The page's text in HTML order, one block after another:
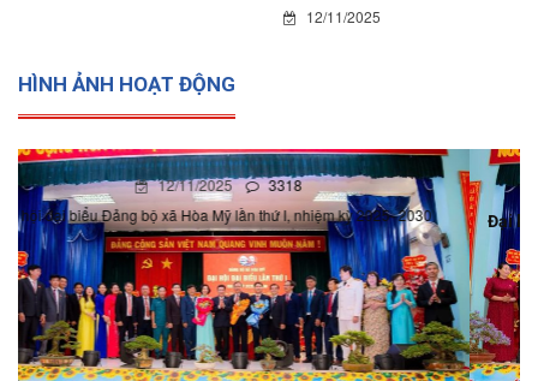
12/11/2025
HÌNH ẢNH HOẠT ĐỘNG
12/11/2025 0
Đại hội đại biểu Đảng bộ xã Hòa Mỹ lần thứ I, nhiệm kỳ 2025-
2030